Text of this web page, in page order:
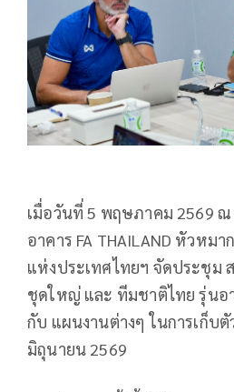
เมื่อวันที่ 5 พฤษภาคม 2569
อาคาร FA THAILAND หัวหม
แห่งประเทศไทยฯ จัดประชุม
ชุดใหญ่ และ ทีมชาติไทย รุ่นอ
กับ แผนงานต่างๆ ในการเก็บ
มิถุนายน 2569